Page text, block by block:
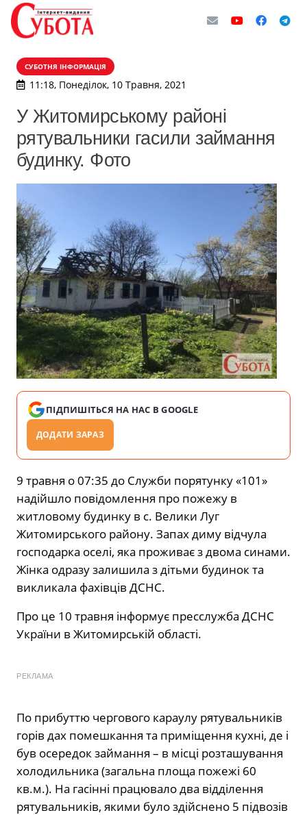
СУБОТНЯ ІНФОРМАЦІЯ
11:18, Понеділок, 10 Травня, 2021
У Житомирському районі
рятувальники гасили займання
будинку. Фото
ПІДПИШІТЬСЯ НА НАС В GOOGLE
ДОДАТИ ЗАРАЗ
9 травня о 07:35 до Служби порятунку «101»
надійшло повідомлення про пожежу в
житловому будинку в с. Велики Луг
Житомирського району. Запах диму відчула
господарка оселі, яка проживає з двома синами.
Жінка одразу залишила з дітьми будинок та
викликала фахівців ДСНС.
Про це 10 травня інформує пресслужба ДСНС
України в Житомирській області.
РЕКЛАМА
По прибуттю чергового караулу рятувальників
горів дах помешкання та приміщення кухні, де і
був осередок займання – в місці розташування
холодильника (загальна площа пожежі 60
кв.м.). На гасінні працювало два відділення
рятувальників, якими було здійснено 5 підвозів